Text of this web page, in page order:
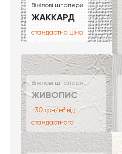
Вінілові шпалери
ЖАККАРД
стандартна ціна
Вінілові шпалери
ЖИВОПИС
+30 грн/м² від
стандартного